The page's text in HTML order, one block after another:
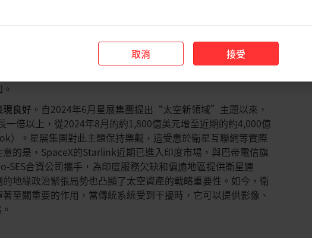
每次25個基點，而9位預計降息次數會減少或不會降息。儘管
息，但大多數人傾向於等到9月再降息，理由是關稅驅動的通
和勞動市場疲軟的背景下，5 月核心PCE通膨率為2.6%。聯準
數據仍然是其利率決策的首要考量。同時，來自政治方面敦促
良好 。自2024年6月星展集團提出“太空新領域”主題以來，
一倍以上，從2024年8月的約1,800億美元增至近期的約4,000億
）。星展集團對此主題保持樂觀，這受惠於衛星互聯網等實際
的是，SpaceX的Starlink近期已進入印度市場，與巴帝電信旗
SES合資公司攜手，為印度服務欠缺和偏遠地區提供衛星連
地緣政治緊張局勢也凸顯了太空資產的戰略重要性。如今，衛
至關重要的作用，當傳統系統受到干擾時，它可以提供影像、
取消 接受